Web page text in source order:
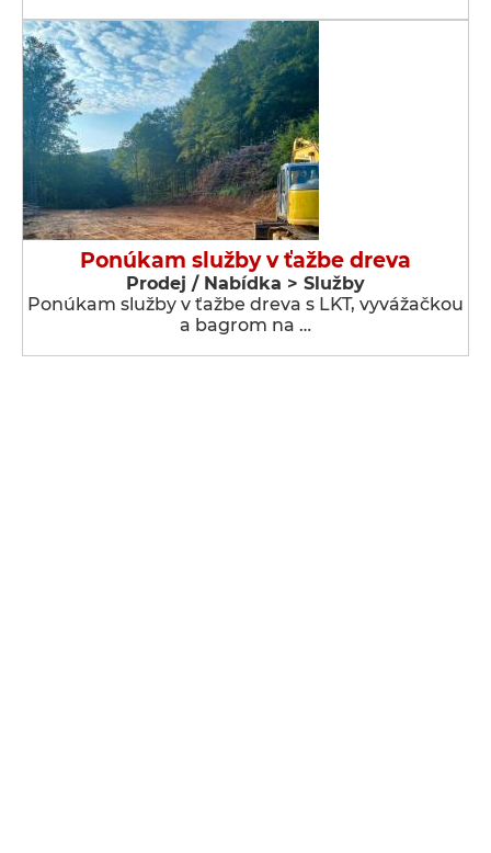
Ponúkam služby v ťažbe dreva
Prodej / Nabídka > Služby
Ponúkam služby v ťažbe dreva s LKT, vyvážačkou
a bagrom na …